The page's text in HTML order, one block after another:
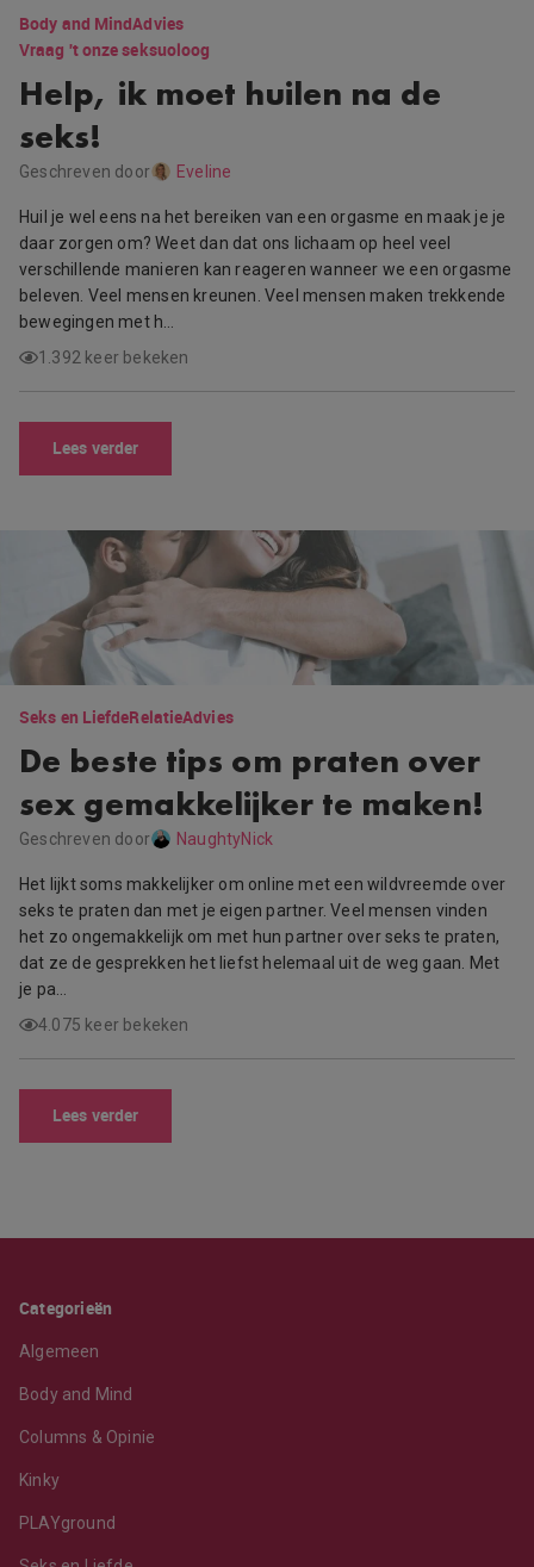
Body and MindAdvies
Vraag 't onze seksuoloog
Help, ik moet huilen na de
seks!
Geschreven door Eveline
Huil je wel eens na het bereiken van een orgasme en maak je je
daar zorgen om? Weet dan dat ons lichaam op heel veel
verschillende manieren kan reageren wanneer we een orgasme
beleven. Veel mensen kreunen. Veel mensen maken trekkende
bewegingen met h…
1.392 keer bekeken
Lees verder
Seks en LiefdeRelatieAdvies
De beste tips om praten over
sex gemakkelijker te maken!
Geschreven door NaughtyNick
Het lijkt soms makkelijker om online met een wildvreemde over
seks te praten dan met je eigen partner. Veel mensen vinden
het zo ongemakkelijk om met hun partner over seks te praten,
dat ze de gesprekken het liefst helemaal uit de weg gaan. Met
je pa…
4.075 keer bekeken
Lees verder
Categorieën
Algemeen
Body and Mind
Columns & Opinie
Kinky
PLAYground